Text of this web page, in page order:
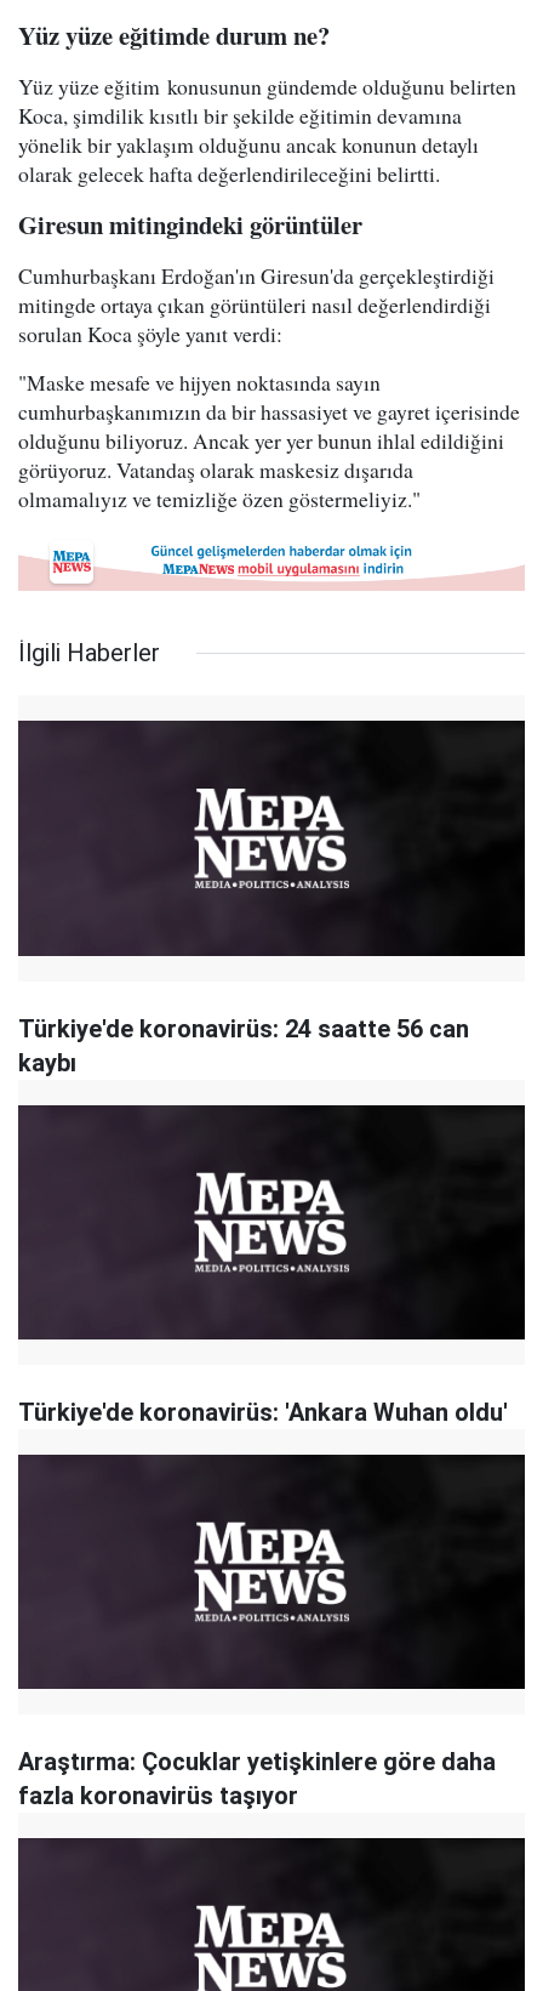
Yüz yüze eğitimde durum ne?
Yüz yüze eğitim konusunun gündemde olduğunu belirten
Koca, şimdilik kısıtlı bir şekilde eğitimin devamına
yönelik bir yaklaşım olduğunu ancak konunun detaylı
olarak gelecek hafta değerlendirileceğini belirtti.
Giresun mitingindeki görüntüler
Cumhurbaşkanı Erdoğan'ın Giresun'da gerçekleştirdiği
mitingde ortaya çıkan görüntüleri nasıl değerlendirdiği
sorulan Koca şöyle yanıt verdi:
"Maske mesafe ve hijyen noktasında sayın
cumhurbaşkanımızın da bir hassasiyet ve gayret içerisinde
olduğunu biliyoruz. Ancak yer yer bunun ihlal edildiğini
görüyoruz. Vatandaş olarak maskesiz dışarıda
olmamalıyız ve temizliğe özen göstermeliyiz."
İlgili Haberler
Türkiye'de koronavirüs: 24 saatte 56 can
kaybı
Türkiye'de koronavirüs: 'Ankara Wuhan oldu'
Araştırma: Çocuklar yetişkinlere göre daha
fazla koronavirüs taşıyor